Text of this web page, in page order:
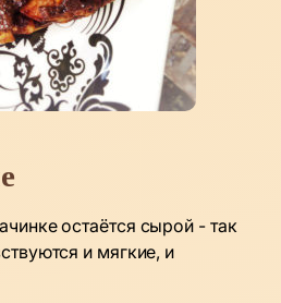
остаётся сырой - так
и мягкие, и